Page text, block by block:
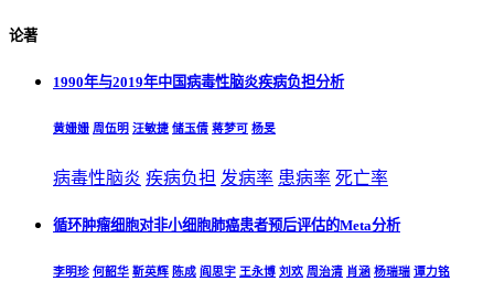
论著
1990年与2019年中国病毒性脑炎疾病负担分析
黄姗姗 周伍明 汪敏捷 储玉倩 蒋梦可 杨旻
病毒性脑炎 疾病负担 发病率 患病率 死亡率
循环肿瘤细胞对非小细胞肺癌患者预后评估的Meta分析
李明珍 何韶华 靳英辉 陈成 阎思宇 王永博 刘欢 周治清 肖涵 杨瑞瑞 谭力铭